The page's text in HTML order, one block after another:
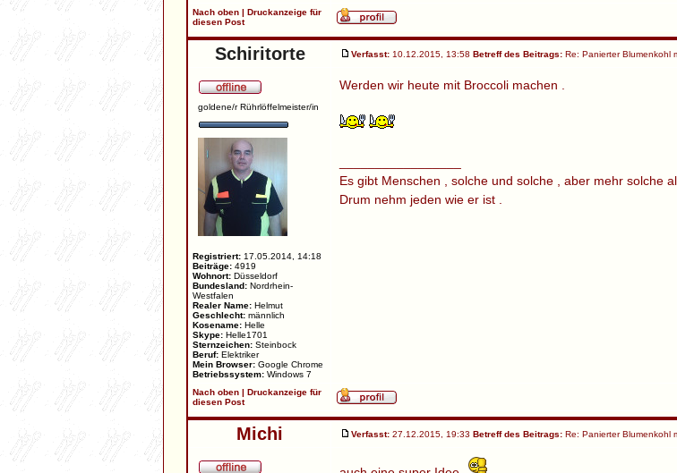
Nach oben | Druckanzeige für
diesen Post
Schiritorte Verfasst: 10.12.2015, 13:58 Betreff des Beitrags: Re: Panierter Blumenkohl
goldene/r Rührlöffelmeister/in
Registriert: 17.05.2014, 14:18
Beiträge: 4919
Wohnort: Düsseldorf
Bundesland: Nordrhein-
Westfalen
Realer Name: Helmut
Geschlecht: männlich
Kosename: Helle
Skype: Helle1701
Sternzeichen: Steinbock
Beruf: Elektriker
Mein Browser: Google Chrome
Betriebssystem: Windows 7
Werden wir heute mit Broccoli machen .
Es gibt Menschen , solche und solche , aber mehr solche
Drum nehm jeden wie er ist .
Nach oben | Druckanzeige für
diesen Post
Michi Verfasst: 27.12.2015, 19:33 Betreff des Beitrags: Re: Panierter Blumenkohl